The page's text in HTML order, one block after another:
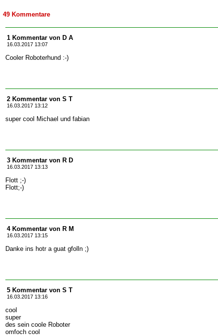
49 Kommentare
1 Kommentar von D A
16.03.2017 13:07
Cooler Roboterhund :-)
2 Kommentar von S T
16.03.2017 13:12
super cool Michael und fabian
3 Kommentar von R D
16.03.2017 13:13
Flott ;-)
Flott;-)
4 Kommentar von R M
16.03.2017 13:15
Danke ins hotr a guat gfolln ;)
5 Kommentar von S T
16.03.2017 13:16
cool
super
des sein coole Roboter
omfoch cool